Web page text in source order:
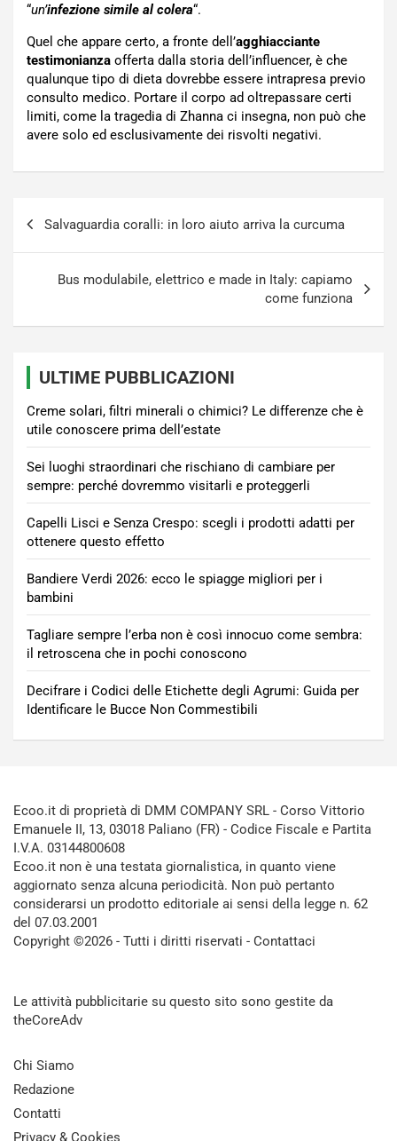
“un’infezione simile al colera“.
Quel che appare certo, a fronte dell’agghiacciante
testimonianza offerta dalla storia dell’influencer, è che
qualunque tipo di dieta dovrebbe essere intrapresa previo
consulto medico. Portare il corpo ad oltrepassare certi
limiti, come la tragedia di Zhanna ci insegna, non può che
avere solo ed esclusivamente dei risvolti negativi.
articoli
Salvaguardia coralli: in loro aiuto arriva la curcuma
Bus modulabile, elettrico e made in Italy: capiamo
come funziona
ULTIME PUBBLICAZIONI
Creme solari, filtri minerali o chimici? Le differenze che è
utile conoscere prima dell’estate
Sei luoghi straordinari che rischiano di cambiare per
sempre: perché dovremmo visitarli e proteggerli
Capelli Lisci e Senza Crespo: scegli i prodotti adatti per
ottenere questo effetto
Bandiere Verdi 2026: ecco le spiagge migliori per i
bambini
Tagliare sempre l’erba non è così innocuo come sembra:
il retroscena che in pochi conoscono
Decifrare i Codici delle Etichette degli Agrumi: Guida per
Identificare le Bucce Non Commestibili
Ecoo.it di proprietà di DMM COMPANY SRL - Corso Vittorio
Emanuele II, 13, 03018 Paliano (FR) - Codice Fiscale e Partita
I.V.A. 03144800608
Ecoo.it non è una testata giornalistica, in quanto viene
aggiornato senza alcuna periodicità. Non può pertanto
considerarsi un prodotto editoriale ai sensi della legge n. 62
del 07.03.2001
Copyright ©2026 - Tutti i diritti riservati - Contattaci
Le attività pubblicitarie su questo sito sono gestite da
theCoreAdv
Chi Siamo
Redazione
Contatti
Privacy & Cookies